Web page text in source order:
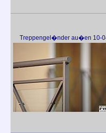
Treppengel�nder au�en 10-